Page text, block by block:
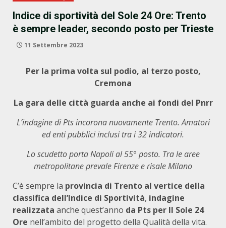
Indice di sportività del Sole 24 Ore: Trento
è sempre leader, secondo posto per Trieste
11 Settembre 2023
Per la prima volta sul podio, al terzo posto,
Cremona
La gara delle città guarda anche ai fondi del Pnrr
L’indagine di Pts incorona nuovamente Trento. Amatori
ed enti pubblici inclusi tra i 32 indicatori.
Lo scudetto porta Napoli al 55° posto. Tra le aree
metropolitane prevale Firenze e risale Milano
C’è sempre la provincia di Trento al vertice della
classifica dell’Indice di Sportività, indagine
realizzata anche quest’anno da Pts per Il Sole 24
Ore nell’ambito del progetto della Qualità della vita.